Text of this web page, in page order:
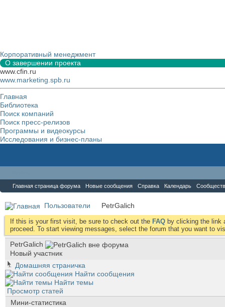
Корпоративный менеджмент
О завершении проекта
www.cfin.ru
www.marketing.spb.ru
Главная
Библиотека
Поиск компаний
Поиск пресс-релизов
Программы и видеокурсы
Исследования и бизнес-планы
Главная страница форума Новые сообщения Справка Календарь
Пользователи PetrGalich
If this is your first visit, be sure to check out the FAQ by clicking the link
proceed. To start viewing messages, select the forum that you want to
PetrGalich
Новый участник
Домашняя страничка
Найти сообщения
Найти темы
Просмотр статей
Мини-статистика